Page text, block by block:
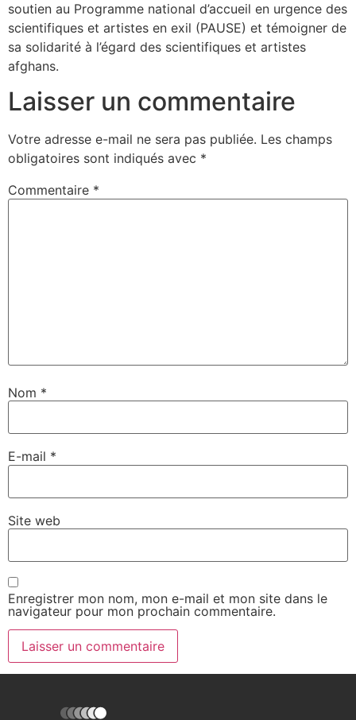
soutien au Programme national d’accueil en urgence des
scientifiques et artistes en exil (PAUSE) et témoigner de
sa solidarité à l’égard des scientifiques et artistes
afghans.
Laisser un commentaire
Votre adresse e-mail ne sera pas publiée. Les champs
obligatoires sont indiqués avec *
Commentaire *
Nom *
E-mail *
Site web
Enregistrer mon nom, mon e-mail et mon site dans le
navigateur pour mon prochain commentaire.